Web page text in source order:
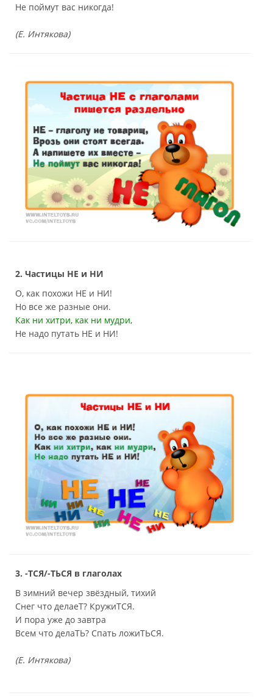
Не поймут вас никогда!
(Е. Интякова)
2. Частицы НЕ и НИ
О, как похожи НЕ и НИ!
Но все же разные они.
Как ни хитри, как ни мудри,
Не надо путать НЕ и НИ!
3. -ТСЯ/-ТЬСЯ в глаголах
В зимний вечер звёздный, тихий
Снег что делаеТ? КружиТСЯ.
И пора уже до завтра
Всем что делаТЬ? Спать ложиТЬСЯ.
(Е. Интякова)